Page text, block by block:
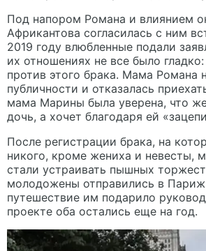
Под напором Романа и влиянием
Африкантова согласилась с ним
2019 году влюбленные подали
их отношениях не все было
против этого брака. Мама Романа
публичности и отказалась
мама Марины была уверена, что
дочь, а хочет благодаря ей
После регистрации брака, на
никого, кроме жениха и невесты,
стали устраивать пышных
молодожены отправились в Париж
путешествие им подарило
проекте оба остались еще на год.